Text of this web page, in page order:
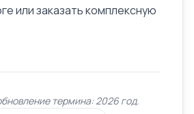
или заказать комплексную
термина: 2026 год.